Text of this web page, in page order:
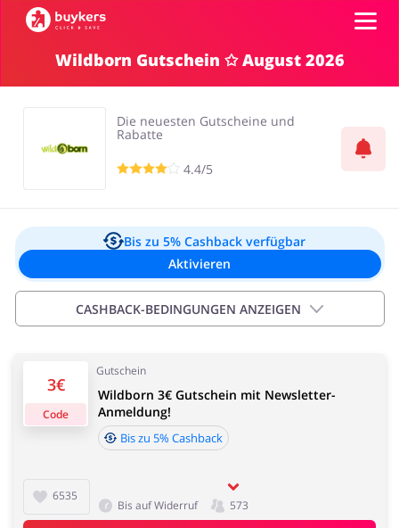
Kategorien
Essen & Trinken Beauty & Gesundheit
Kfz
Einloggen
Registrieren
Wildborn Gutschein ✩ August 2026
Die neuesten Gutscheine und
Rabatte
4.4/5
Bis zu 5% Cashback verfügbar
Aktivieren
CASHBACK-BEDINGUNGEN ANZEIGEN
Cashback wird Ihrem Konto innerhalb des Zeitraums
von 2 Stunden bis 4 Tage angezeigt
beträgt 60 bis 90 Tage.
3€
Code
Gutschein
6535
Wildborn 3€ Gutschein mit Newsletter-
Anmeldung!
Bis zu 5% Cashback
Bis auf Widerruf 573